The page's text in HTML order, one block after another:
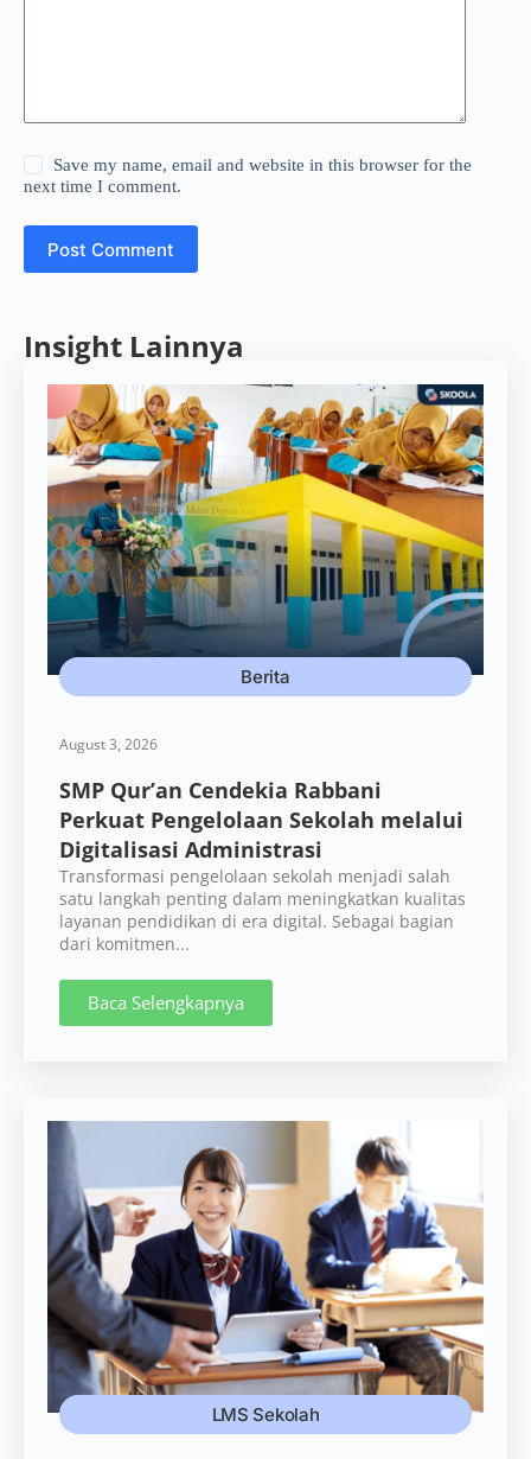
Save my name, email and website in this browser for the
next time I comment.
Post Comment
Insight Lainnya
Berita
August 3, 2026
SMP Qur’an Cendekia Rabbani
Perkuat Pengelolaan Sekolah melalui
Digitalisasi Administrasi
Transformasi pengelolaan sekolah menjadi salah
satu langkah penting dalam meningkatkan kualitas
layanan pendidikan di era digital. Sebagai bagian
dari komitmen...
Baca Selengkapnya
LMS Sekolah